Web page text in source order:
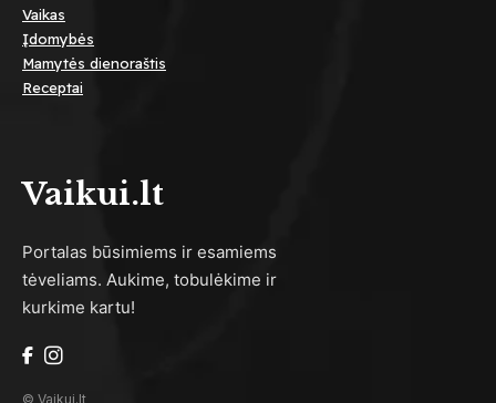
Vaikas
Įdomybės
Mamytės dienoraštis
Receptai
Vaikui.lt
Portalas būsimiems ir esamiems
tėveliams. Aukime, tobulėkime ir
kurkime kartu!
© Vaikui.lt